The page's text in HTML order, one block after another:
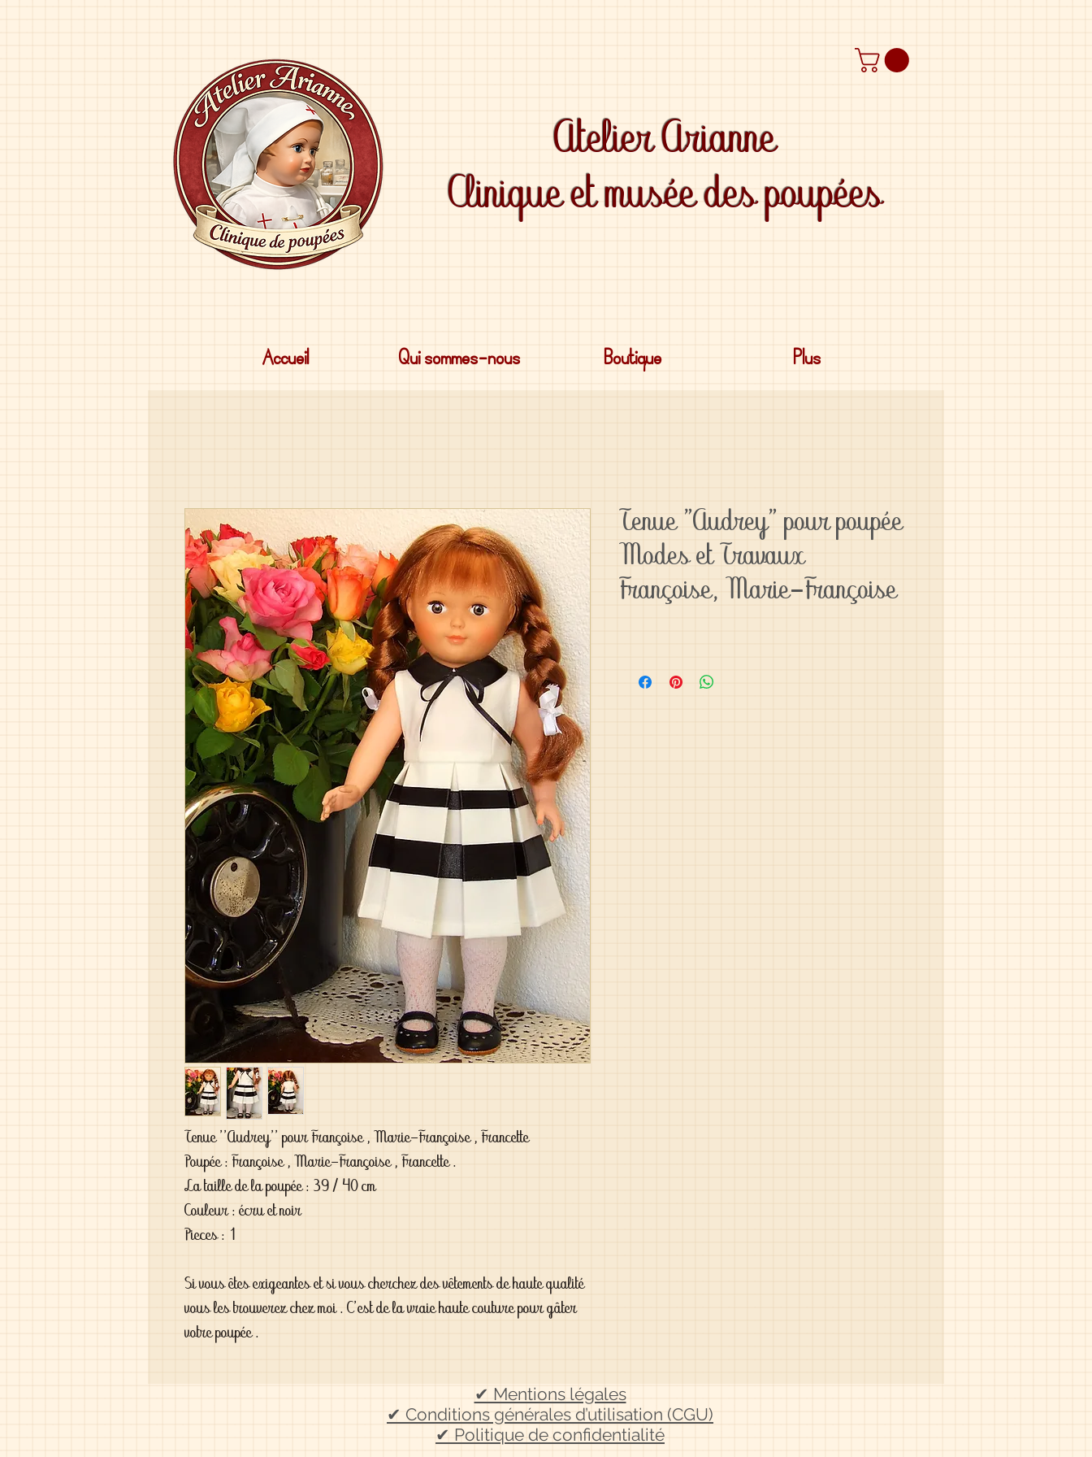
Atelier Arianne
Clinique et musée des poupées
Accueil Qui sommes-nous Boutique Plus
Tenue ''Audrey'' pour Françoise , Marie-Françoise , Francette
Poupée : Françoise , Marie-Françoise , Francette .
La taille de la poupée : 39 / 40 cm
Couleur : écru et noir
Pieces : 1
Si vous êtes exigeantes et si vous cherchez des vêtements de haute qualité
vous les trouverez chez moi . C'est de la vraie haute couture pour gâter
votre poupée .
Tenue "Audrey" pour poupée
Modes et Travaux
Françoise, Marie-Françoise
✔ Mentions légales
✔ Conditions générales d’utilisation (CGU)
✔ Politique de confidentialité